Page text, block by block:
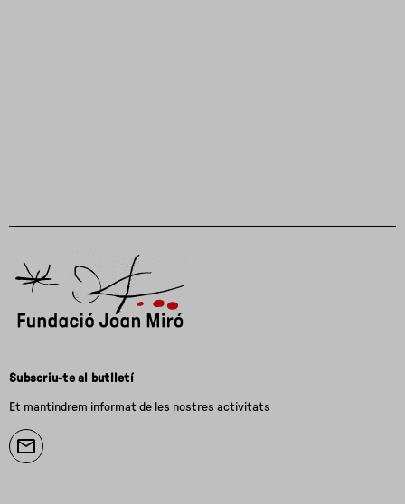
Subscriu-te al butlletí
Et mantindrem informat de les nostres activitats